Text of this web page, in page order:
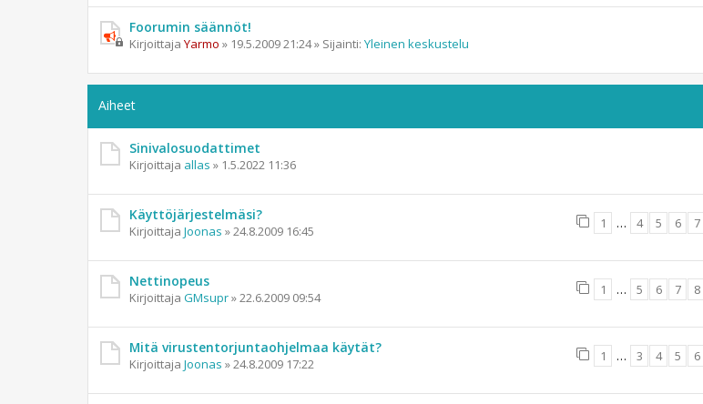
Foorumin säännöt!
Kirjoittaja Yarmo » 19.5.2009 21:24» Sijainti: Yleinen keskustelu
Aiheet
Sinivalosuodattimet
Kirjoittaja allas » 1.5.2022 11:36
Käyttöjärjestelmäsi?
Kirjoittaja Joonas »24.8.2009 16:45 1 … 4 5 6 7
Nettinopeus
Kirjoittaja GMsupr»22.6.2009 09:54 1 … 5 6 7 8
Mitä virustentorjuntaohjelmaa käytät?
Kirjoittaja Joonas »24.8.2009 17:22 1 … 3 4 5 6